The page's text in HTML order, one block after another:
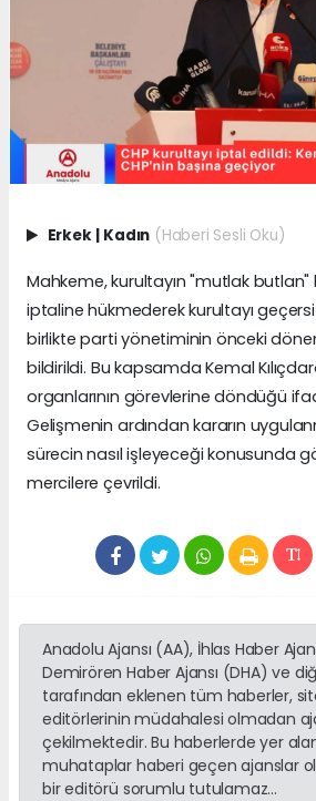
Erkek | Kadın (Haberi Sesli Oku)
Mahkeme, kurultayın "mutlak butlan"
iptaline hükmederek kurultayı
birlikte parti yönetiminin önceki
bildirildi. Bu kapsamda Kemal
organlarının görevlerine döndüğü
Gelişmenin ardından kararın
sürecin nasıl işleyeceği konusunda
mercilere çevrildi.
Anadolu Ajansı (AA), İhlas Haber
Demirören Haber Ajansı (DHA) ve
tarafından eklenen tüm haberler,
editörlerinin müdahalesi olmadan
çekilmektedir. Bu haberlerde yer
muhataplar haberi geçen ajanslar
bir editörü sorumlu tutulamaz...